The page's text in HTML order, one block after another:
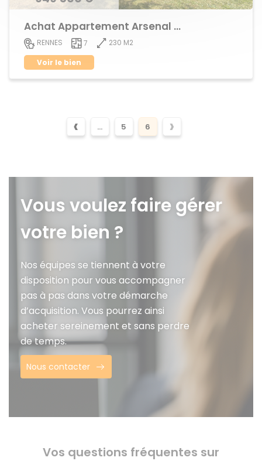
Achat Appartement Arsenal - Redon
RENNES 7
230 M2
Voir le bien
‹ ... 5 6 ›
Vous voulez faire gérer
votre bien ?
Nos équipes se tiennent à votre
disposition pour vous accompagner
pas à pas dans votre démarche
d’acquisition. Vous pourrez ainsi
acheter sereinement et sans perdre
de temps.
Nous contacter
Vos questions fréquentes sur